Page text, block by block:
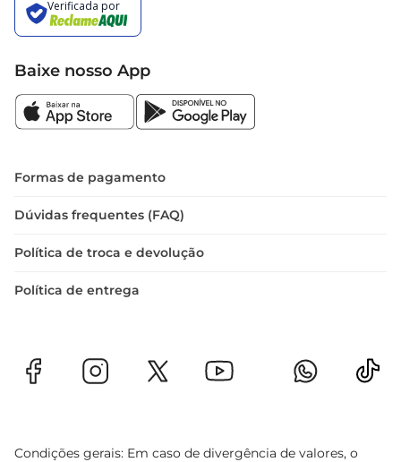
Baixe nosso App
Formas de pagamento
Dúvidas frequentes (FAQ)
Política de troca e devolução
Política de entrega
Condições gerais: Em caso de divergência de valores, o